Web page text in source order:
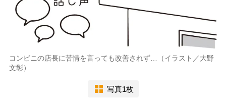
コンビニの店長に苦情を言っても改善されず…（イラスト／大野
文彰）
写真1枚